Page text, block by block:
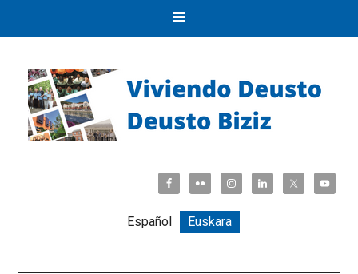
Español Euskara